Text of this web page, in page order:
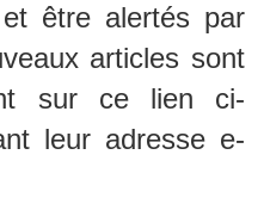
être alertés par
articles sont
sur ce lien ci-
leur adresse e-